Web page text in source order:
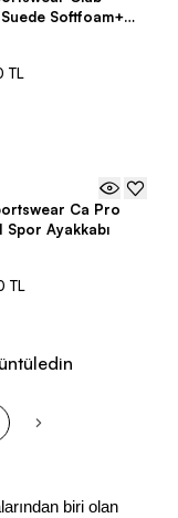
Softfoam+
Ayakkabı
TL
Ca Pro
Spor Ayakkabı
TL
biri olan